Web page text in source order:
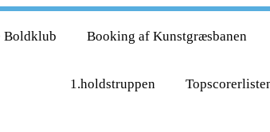
Boldklub Booking af Kunstgræsbanen
1.holdstruppen